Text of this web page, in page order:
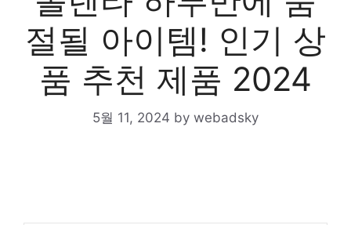
절될 아이템! 인기 상
품 추천 제품 2024
5월 11, 2024 by webadsky